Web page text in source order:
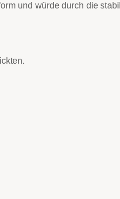
und würde durch die